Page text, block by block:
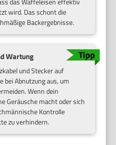
wird. Das schont die
Backergebnisse.
Wartung
und Stecker auf
bei Abnutzung aus, um
Wenn dein
Geräusche macht oder sich
Kontrolle
zu verhindern.